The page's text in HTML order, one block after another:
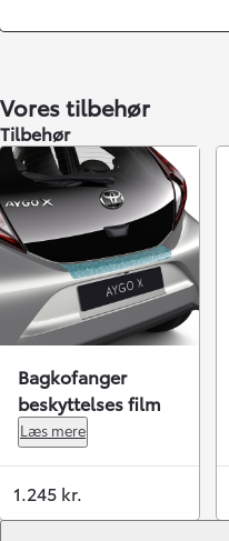
Vores tilbehør
Tilbehør
Bagkofanger
beskyttelses film
Læs mere
1.245 kr.